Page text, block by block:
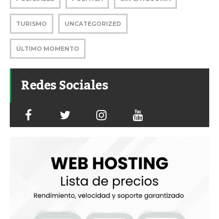
TURISMO UNCATEGORIZED
ÚLTIMO MOMENTO
Redes Sociales